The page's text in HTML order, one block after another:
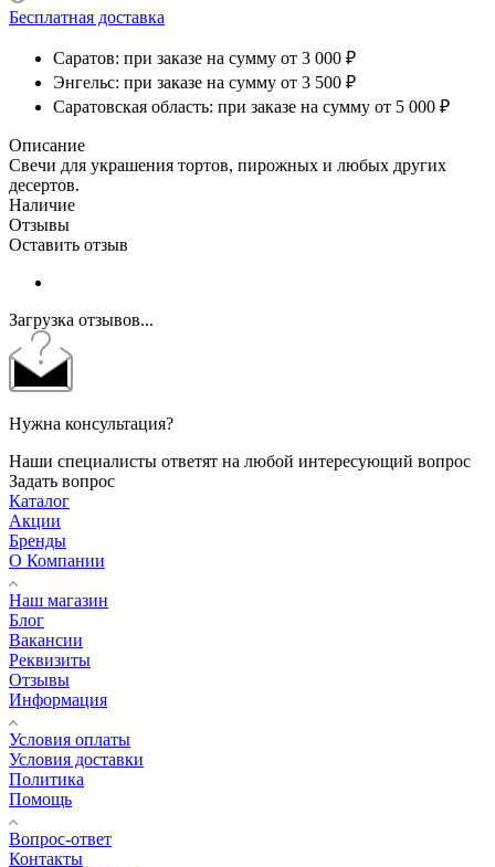
Хочу в подарок
Бесплатная доставка
Саратов: при заказе на сумму от 3 000 ₽
Энгельс: при заказе на сумму от 3 500 ₽
Саратовская область: при заказе на сумму от 5 000 ₽
Описание
Свечи для украшения тортов, пирожных и любых других
десертов.
Наличие
Оставить отзыв
Загрузка отзывов...
Нужна консультация?
Наши специалисты ответят на любой интересующий вопрос
Задать вопрос
Каталог
Акции
Бренды
О Компании
Наш магазин
Блог
Вакансии
Реквизиты
Отзывы
Информация
Условия оплаты
Условия доставки
Политика
Помощь